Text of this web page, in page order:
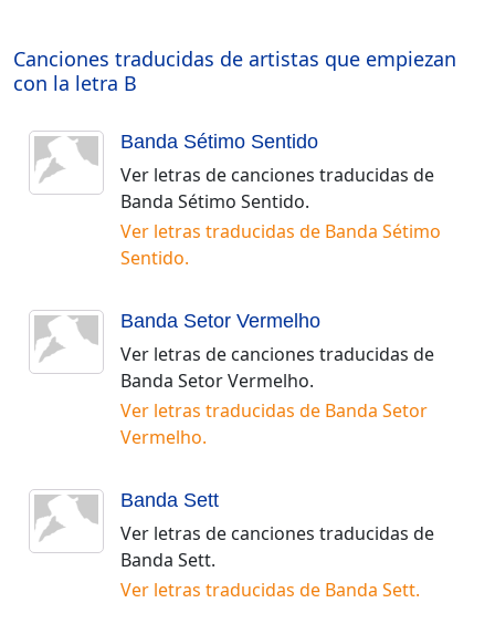
Canciones traducidas de artistas que empiezan
con la letra B
Banda Sétimo Sentido
Ver letras de canciones traducidas de
Banda Sétimo Sentido.
Ver letras traducidas de Banda Sétimo
Sentido.
Banda Setor Vermelho
Ver letras de canciones traducidas de
Banda Setor Vermelho.
Ver letras traducidas de Banda Setor
Vermelho.
Banda Sett
Ver letras de canciones traducidas de
Banda Sett.
Ver letras traducidas de Banda Sett.